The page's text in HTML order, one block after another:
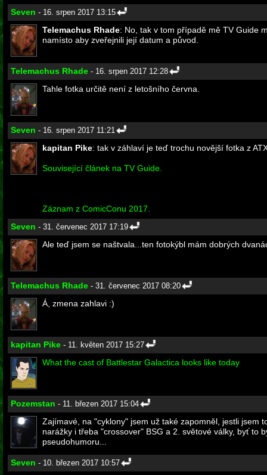
Seven - 16. srpen 2017 13:15
Telemachus Rhade: No, tak v tom případě mě TV Guide
namísto aby zveřejnili její datum a původ.
Telemachus Rhade - 16. srpen 2017 12:28
Tahle fotka určitě není z letošního června.
Seven - 16. srpen 2017 11:21
kapitan Pike: tak v záhlaví je teď trochu novější fotka z
Související článek na TV Guide.
Záznam z ComicConu 2017.
Seven - 31. červenec 2017 17:19
Ale teď jsem se naštvala...ten fotokýbl mám dobrých
Telemachus Rhade - 31. červenec 2017 08:20
Á, zmena zahlavi :)
kapitan Pike - 11. květen 2017 15:27
What the cast of Battlestar Galactica looks like today
Pozemstan - 11. březen 2017 15:04
Zajímavé, na "cyklony" jsem už také zapomněl, jestli jsem
narážky i třeba "crossover" BSG a 2. světové války, byť to
pseudohumoru...
Seven - 10. březen 2017 10:57